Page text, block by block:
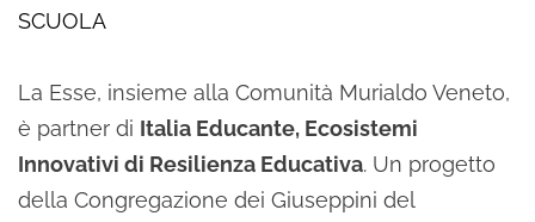
SCUOLA
La Esse, insieme alla Comunità Murialdo Veneto,
è partner di Italia Educante, Ecosistemi
Innovativi di Resilienza Educativa. Un progetto
della Congregazione dei Giuseppini del